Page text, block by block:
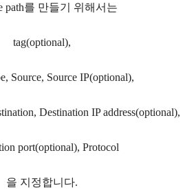
path를 만들기 위해서는
tag(optional),
Source, Source IP(optional),
Destination IP address(optional),
port(optional), Protocol
을 지정합니다.